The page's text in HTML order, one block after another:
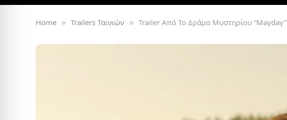
Home » Trailers Ταινιών » Trailer Από Το Δράμα Μυστηρίου “Mayday”